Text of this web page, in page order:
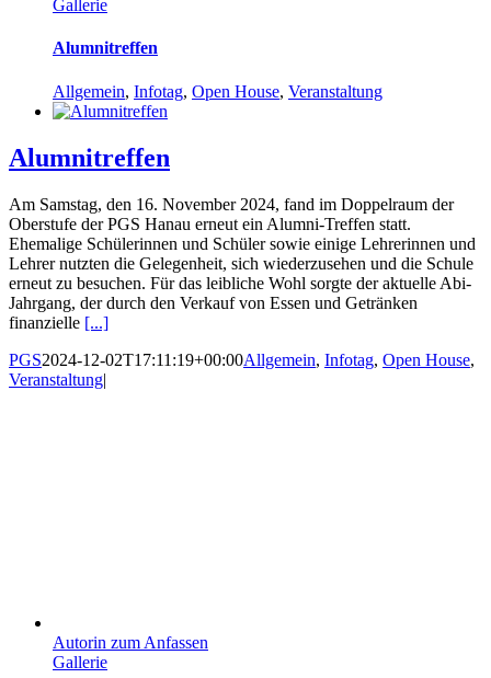
Gallerie
Alumnitreffen
Allgemein, Infotag, Open House, Veranstaltung
Alumnitreffen
Am Samstag, den 16. November 2024, fand im Doppelraum der
Oberstufe der PGS Hanau erneut ein Alumni-Treffen statt.
Ehemalige Schülerinnen und Schüler sowie einige Lehrerinnen und
Lehrer nutzten die Gelegenheit, sich wiederzusehen und die Schule
erneut zu besuchen. Für das leibliche Wohl sorgte der aktuelle Abi-
Jahrgang, der durch den Verkauf von Essen und Getränken
finanzielle [...]
PGS2024-12-02T17:11:19+00:00Allgemein, Infotag, Open House,
Veranstaltung|
Autorin zum Anfassen
Gallerie